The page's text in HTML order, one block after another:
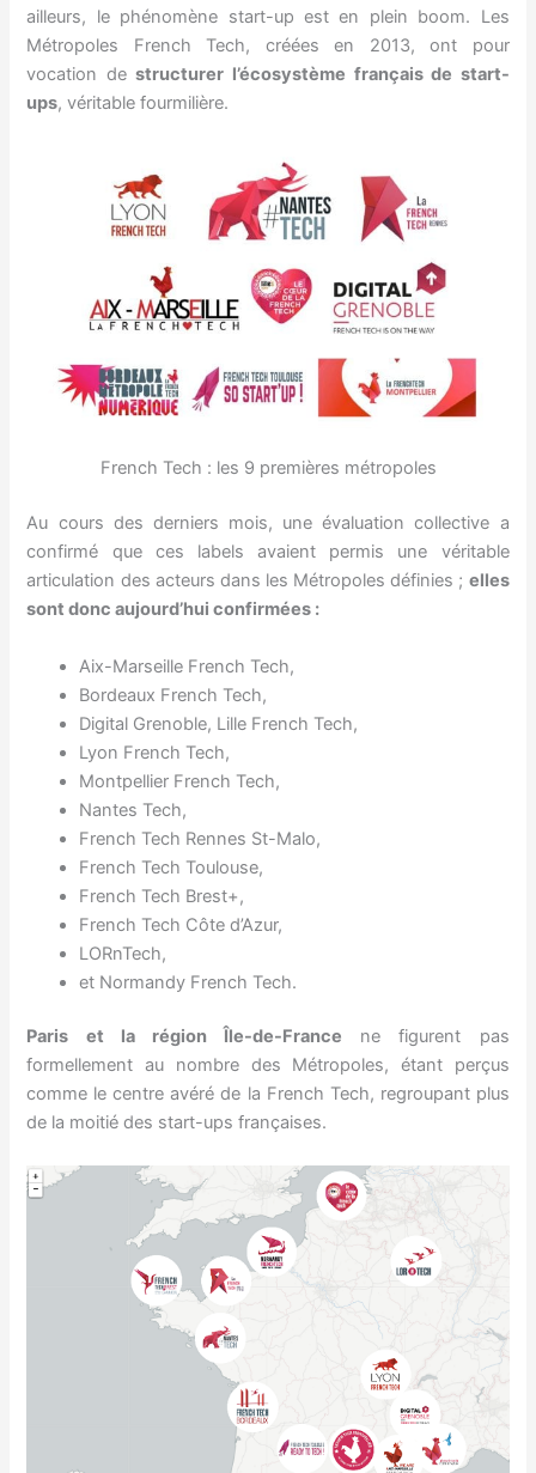
ailleurs, le phénomène start-up est en plein boom. Les
Métropoles French Tech, créées en 2013, ont pour
vocation destructurer l’écosystème français de start-
ups, véritable fourmilière.
French Tech : les 9 premières métropoles
Au cours des derniers mois, une évaluation collective a
confirmé que ces labels avaient permis une véritable
articulation des acteurs dans les Métropoles définies ; elles
sont donc aujourd’hui confirmées :
Aix-Marseille French Tech,
Bordeaux French Tech,
Digital Grenoble, Lille French Tech,
Lyon French Tech,
Montpellier French Tech,
Nantes Tech,
French Tech Rennes St-Malo,
French Tech Toulouse,
French Tech Brest+,
French Tech Côte d’Azur,
LORnTech,
et Normandy French Tech.
Paris et la région Île-de-France ne figurent pas
formellement au nombre des Métropoles, étant perçus
comme le centre avéré de la French Tech, regroupant plus
de la moitié des start-ups françaises.